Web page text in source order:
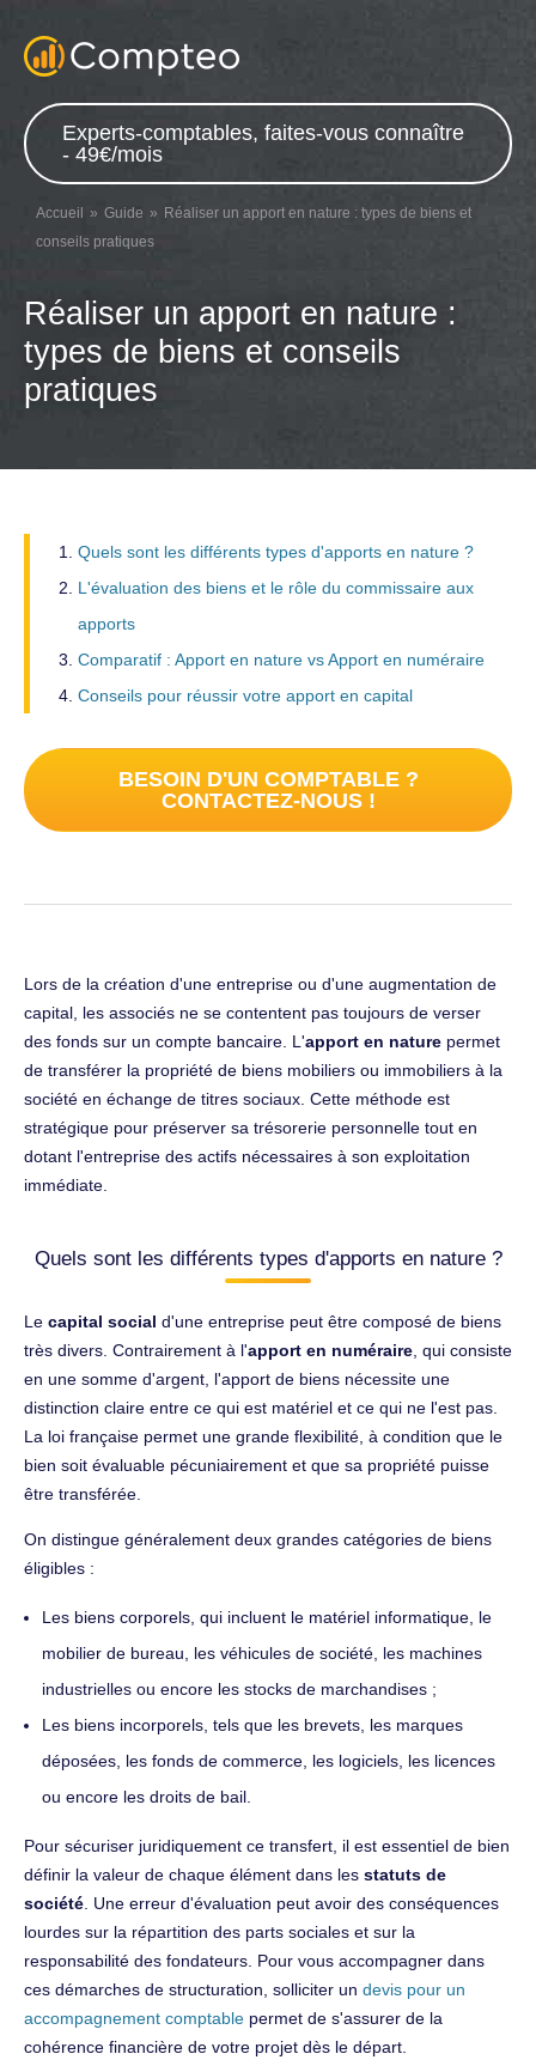
Experts-comptables, faites-vous connaître
- 49€/mois
Accueil Guide
Réaliser un apport en nature : types de biens et
conseils pratiques
Réaliser un apport en nature :
types de biens et conseils
pratiques
Quels sont les différents types d'apports en nature ?
L'évaluation des biens et le rôle du commissaire aux
apports
Comparatif : Apport en nature vs Apport en numéraire
Conseils pour réussir votre apport en capital
BESOIN D'UN COMPTABLE ?
CONTACTEZ-NOUS !
Lors de la création d'une entreprise ou d'une augmentation de
capital, les associés ne se contentent pas toujours de verser
des fonds sur un compte bancaire. L'apport en nature permet
de transférer la propriété de biens mobiliers ou immobiliers à la
société en échange de titres sociaux. Cette méthode est
stratégique pour préserver sa trésorerie personnelle tout en
dotant l'entreprise des actifs nécessaires à son exploitation
immédiate.
Quels sont les différents types d'apports en nature ?
Le capital social d'une entreprise peut être composé de biens
très divers. Contrairement à l'apport en numéraire , qui consiste
en une somme d'argent, l'apport de biens nécessite une
distinction claire entre ce qui est matériel et ce qui ne l'est pas.
La loi française permet une grande flexibilité, à condition que le
bien soit évaluable pécuniairement et que sa propriété puisse
être transférée.
On distingue généralement deux grandes catégories de biens
éligibles :
Les biens corporels, qui incluent le matériel informatique, le
mobilier de bureau, les véhicules de société, les machines
industrielles ou encore les stocks de marchandises ;
Les biens incorporels, tels que les brevets, les marques
déposées, les fonds de commerce, les logiciels, les licences
ou encore les droits de bail.
Pour sécuriser juridiquement ce transfert, il est essentiel de bien
définir la valeur de chaque élément dans les statuts de
société . Une erreur d'évaluation peut avoir des conséquences
lourdes sur la répartition des parts sociales et sur la
responsabilité des fondateurs. Pour vous accompagner dans
ces démarches de structuration, solliciter un devis pour un
accompagnement comptable permet de s'assurer de la
cohérence financière de votre projet dès le départ.